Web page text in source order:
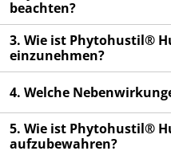
Informationen oder
Wenn Sie
sich an Ihren Arzt
für
Packungsbeilage
Wenn Sie sich
Woche nicht besser
beachten?
3. Wie ist Phytohustil®
einzunehmen?
4. Welche
5. Wie ist Phytohustil®
aufzubewahren?